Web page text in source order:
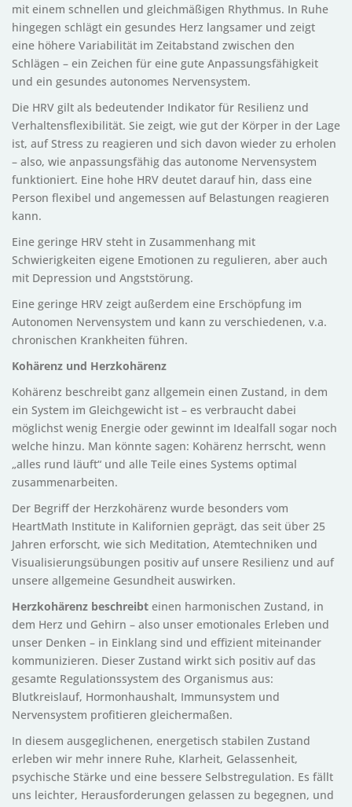
mit einem schnellen und gleichmäßigen Rhythmus. In Ruhe
hingegen schlägt ein gesundes Herz langsamer und zeigt
eine höhere Variabilität im Zeitabstand zwischen den
Schlägen – ein Zeichen für eine gute Anpassungsfähigkeit
und ein gesundes autonomes Nervensystem.
Die HRV gilt als bedeutender Indikator für Resilienz und
Verhaltensflexibilität. Sie zeigt, wie gut der Körper in der Lage
ist, auf Stress zu reagieren und sich davon wieder zu erholen
– also, wie anpassungsfähig das autonome Nervensystem
funktioniert. Eine hohe HRV deutet darauf hin, dass eine
Person flexibel und angemessen auf Belastungen reagieren
kann.
Eine geringe HRV steht in Zusammenhang mit
Schwierigkeiten eigene Emotionen zu regulieren, aber auch
mit Depression und Angststörung.
Eine geringe HRV zeigt außerdem eine Erschöpfung im
Autonomen Nervensystem und kann zu verschiedenen, v.a.
chronischen Krankheiten führen.
Kohärenz und Herzkohärenz
Kohärenz beschreibt ganz allgemein einen Zustand, in dem
ein System im Gleichgewicht ist – es verbraucht dabei
möglichst wenig Energie oder gewinnt im Idealfall sogar noch
welche hinzu. Man könnte sagen: Kohärenz herrscht, wenn
„alles rund läuft“ und alle Teile eines Systems optimal
zusammenarbeiten.
Der Begriff der Herzkohärenz wurde besonders vom
HeartMath Institute in Kalifornien geprägt, das seit über 25
Jahren erforscht, wie sich Meditation, Atemtechniken und
Visualisierungsübungen positiv auf unsere Resilienz und auf
unsere allgemeine Gesundheit auswirken.
Herzkohärenz beschreibt einen harmonischen Zustand, in
dem Herz und Gehirn – also unser emotionales Erleben und
unser Denken – in Einklang sind und effizient miteinander
kommunizieren. Dieser Zustand wirkt sich positiv auf das
gesamte Regulationssystem des Organismus aus:
Blutkreislauf, Hormonhaushalt, Immunsystem und
Nervensystem profitieren gleichermaßen.
In diesem ausgeglichenen, energetisch stabilen Zustand
erleben wir mehr innere Ruhe, Klarheit, Gelassenheit,
psychische Stärke und eine bessere Selbstregulation. Es fällt
uns leichter, Herausforderungen gelassen zu begegnen, und